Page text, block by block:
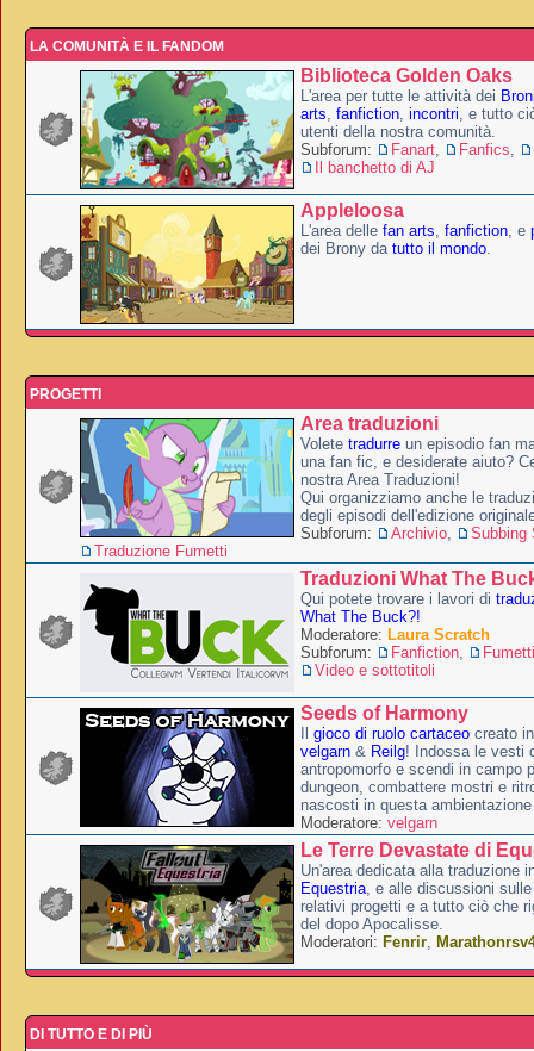
LA COMUNITÀ E IL FANDOM
Biblioteca Golden Oaks
L'area per tutte le attività dei
arts, fanfiction, incontri, e tutto
utenti della nostra comunità.
Subforum:
Fanart, Fanfics,
Il banchetto di AJ
Appleloosa
L'area delle fan arts, fanfiction, e
dei Brony da tutto il mondo.
PROGETTI
Area traduzioni
Volete tradurre un episodio fan
una fan fic, e desiderate aiuto?
nostra Area Traduzioni!
Qui organizziamo anche le
degli episodi dell'edizione
Subforum:
Archivio,
Subbing
Traduzione Fumetti
Traduzioni What The
Qui potete trovare i lavori di
What The Buck?!
Moderatore: Laura Scratch
Subforum:
Fanfiction,
Fumetti
Video e sottotitoli
Seeds of Harmony
gioco di ruolo cartaceo creato
velgarn & Reilg! Indossa le vesti
antropomorfo e scendi in campo
dungeon, combattere mostri e
nascosti in questa
Moderatore: velgarn
Le Terre Devastate di
Un'area dedicata alla traduzione
Equestria, e alle discussioni
relativi progetti e a tutto ciò che
del dopo Apocalisse.
Moderatori: Fenrir,
DI TUTTO E DI PIÙ